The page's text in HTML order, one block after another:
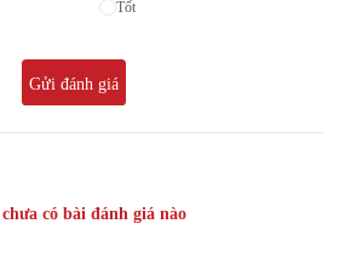
Tốt
Gửi đánh giá
có bài đánh giá nào